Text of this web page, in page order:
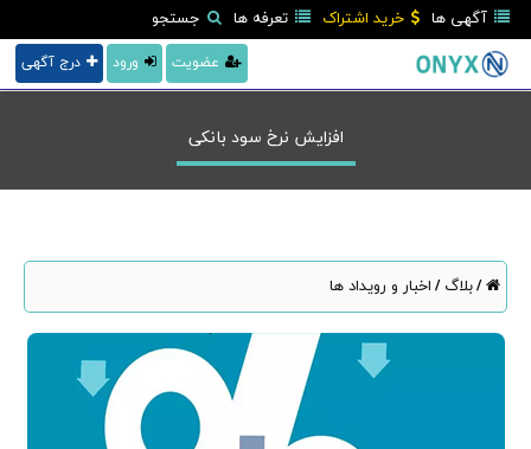
آگهی ها خرید اشتراک تعرفه ها جستجو
درج آگهی ورود عضویت
افزایش نرخ سود بانکی
/بلاگ/ اخبار و رویداد ها